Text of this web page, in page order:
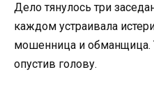
Дело тянулось три
каждом устраивала
мошенница и обманщица.
опустив голову.